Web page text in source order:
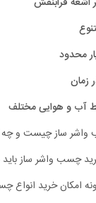
محدود
زمان
آب و هوایی مختلف
ساز چیست و چه
چسب واشر ساز
امکان خرید